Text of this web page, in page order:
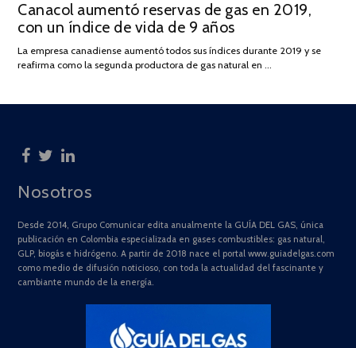
ON
DE
JULIO
2025
Canacol aumentó reservas de gas en 2019,
con un índice de vida de 9 años
La empresa canadiense aumentó todos sus índices durante 2019 y se
reafirma como la segunda productora de gas natural en …
Nosotros
Desde 2014, Grupo Comunicar edita anualmente la GUÍA DEL GAS, única
publicación en Colombia especializada en gases combustibles: gas natural,
GLP, biogás e hidrógeno. A partir de 2018 nace el portal www.guiadelgas.com
como medio de difusión noticioso, con toda la actualidad del fascinante y
cambiante mundo de la energía.